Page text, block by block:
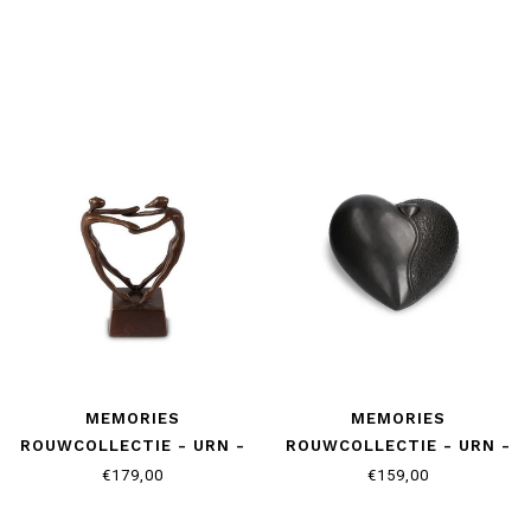
MEMORIES
ROUWCOLLECTIE - URN -
LIEFDESDANS
€179,00
MEMORIES
ROUWCOLLECTIE - URN -
TWEE HARTEN
€159,00